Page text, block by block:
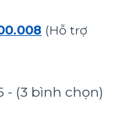
(Hỗ trợ
- (3 bình chọn)